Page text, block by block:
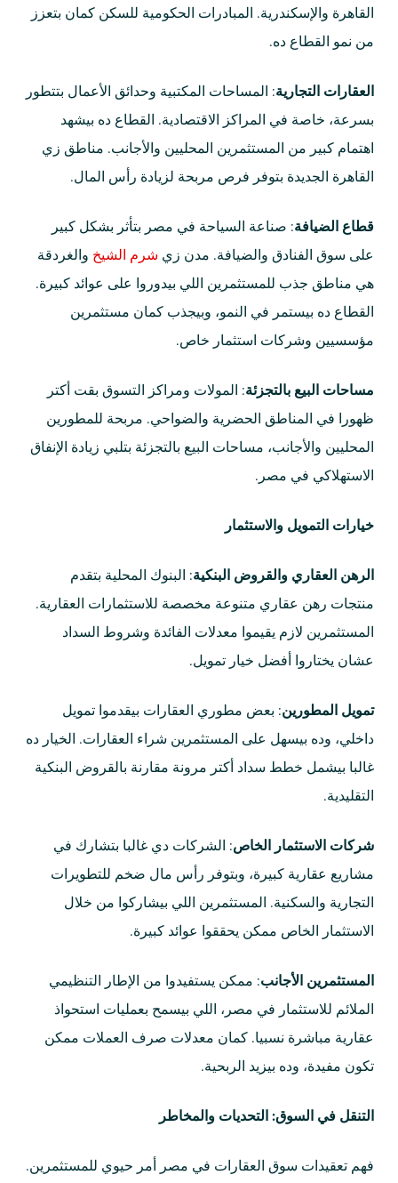
القاهرة والإسكندرية. المبادرات الحكومية للسكن كمان بتعزز
من نمو القطاع ده.
العقارات التجارية: المساحات المكتبية وحدائق الأعمال بتتطور
بسرعة، خاصة في المراكز الاقتصادية. القطاع ده بيشهد
اهتمام كبير من المستثمرين المحليين والأجانب. مناطق زي
القاهرة الجديدة بتوفر فرص مربحة لزيادة رأس المال.
قطاع الضيافة: صناعة السياحة في مصر بتأثر بشكل كبير
على سوق الفنادق والضيافة. مدن زي شرم الشيخ والغردقة
هي مناطق جذب للمستثمرين اللي بيدوروا على عوائد كبيرة.
القطاع ده بيستمر في النمو، وبيجذب كمان مستثمرين
مؤسسيين وشركات استثمار خاص.
مساحات البيع بالتجزئة: المولات ومراكز التسوق بقت أكتر
ظهورا في المناطق الحضرية والضواحي. مربحة للمطورين
المحليين والأجانب، مساحات البيع بالتجزئة بتلبي زيادة الإنفاق
الاستهلاكي في مصر.
خيارات التمويل والاستثمار
الرهن العقاري والقروض البنكية: البنوك المحلية بتقدم
منتجات رهن عقاري متنوعة مخصصة للاستثمارات العقارية.
المستثمرين لازم يقيموا معدلات الفائدة وشروط السداد
عشان يختاروا أفضل خيار تمويل.
تمويل المطورين: بعض مطوري العقارات بيقدموا تمويل
داخلي، وده بيسهل على المستثمرين شراء العقارات. الخيار ده
غالبا بيشمل خطط سداد أكتر مرونة مقارنة بالقروض البنكية
التقليدية.
شركات الاستثمار الخاص: الشركات دي غالبا بتشارك في
مشاريع عقارية كبيرة، وبتوفر رأس مال ضخم للتطويرات
التجارية والسكنية. المستثمرين اللي بيشاركوا من خلال
الاستثمار الخاص ممكن يحققوا عوائد كبيرة.
المستثمرين الأجانب: ممكن يستفيدوا من الإطار التنظيمي
الملائم للاستثمار في مصر، اللي بيسمح بعمليات استحواذ
عقارية مباشرة نسبيا. كمان معدلات صرف العملات ممكن
تكون مفيدة، وده بيزيد الربحية.
التنقل في السوق: التحديات والمخاطر
فهم تعقيدات سوق العقارات في مصر أمر حيوي للمستثمرين.